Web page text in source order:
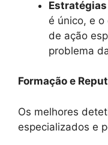
é único, e
de ação
problema
Formação e
Os melhores
especializados e